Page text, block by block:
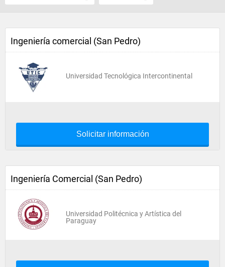
Ingeniería comercial (San Pedro)
Universidad Tecnológica Intercontinental
Solicitar información
Ingeniería Comercial (San Pedro)
Universidad Politécnica y Artística del
Paraguay